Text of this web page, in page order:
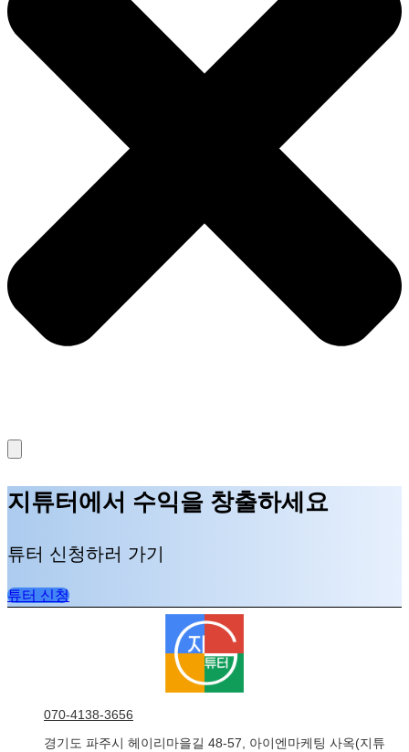
지튜터에서 수익을 창출하세요
튜터 신청하러 가기
튜터 신청
070-4138-3656
경기도 파주시 헤이리마을길 48-57, 아이엔마케팅 사옥(지튜